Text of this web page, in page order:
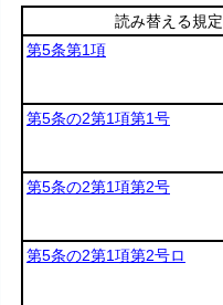
読み替える規定
第5条第1項
第5条の2第1項第1号
第5条の2第1項第2号
第5条の2第1項第2号ロ